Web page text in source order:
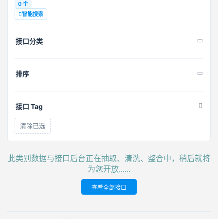
0 个
智能搜索
接口分类
排序
接口 Tag
清除已选
此类别数据与接口后台正在抽取、清洗、整合中，稍后就将
为您开放......
查看全部接口